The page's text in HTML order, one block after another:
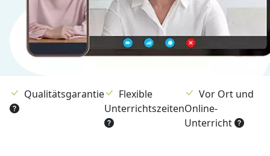
Qualitätsgarantie
Flexible
Unterrichtszeiten
Vor Ort und
Online-
Unterricht